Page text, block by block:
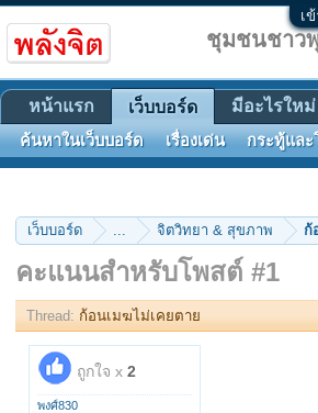
เ
เว็บบอร์ด ... จิตวิทยา & สุขภาพ ก้
คะแนนสำหรับโพสต์ #1
Thread: ก้อนเมฆไม่เคยตาย
ถูกใจ x 2
พงศ์830
ชุมชนชาว
หน้าแรก เว็บบอร์ด
ค้นหาในเว็บบอร์ด เรื่องเด่น กระทู้แล
มีอะไรใหม่